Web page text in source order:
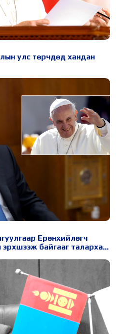
улс төрчдөд хандан
Ерөнхийлөгч
байгааг талархан